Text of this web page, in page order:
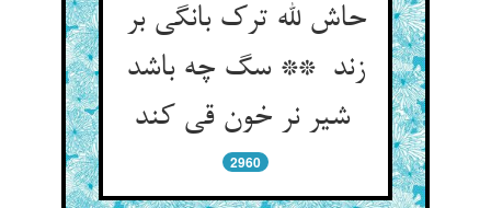
حاش لله ترک بانگی بر
زند ** سگ چه باشد
شیر نر خون قی کند
2960